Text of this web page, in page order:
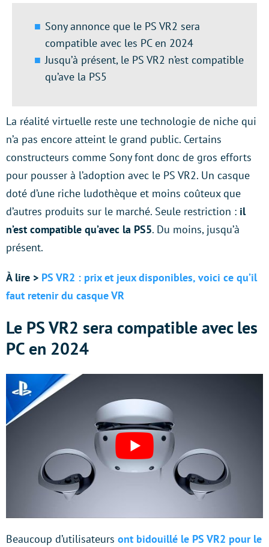
Sony annonce que le PS VR2 sera
compatible avec les PC en 2024
Jusqu’à présent, le PS VR2 n’est compatible
qu’ave la PS5
La réalité virtuelle reste une technologie de niche qui
n’a pas encore atteint le grand public. Certains
constructeurs comme Sony font donc de gros efforts
pour pousser à l’adoption avec le PS VR2. Un casque
doté d’une riche ludothèque et moins coûteux que
d’autres produits sur le marché. Seule restriction : il
n’est compatible qu’avec la PS5. Du moins, jusqu’à
présent.
À lire > PS VR2 : prix et jeux disponibles, voici ce qu’il
faut retenir du casque VR
Le PS VR2 sera compatible avec les
PC en 2024
Beaucoup d’utilisateurs ont bidouillé le PS VR2 pour le